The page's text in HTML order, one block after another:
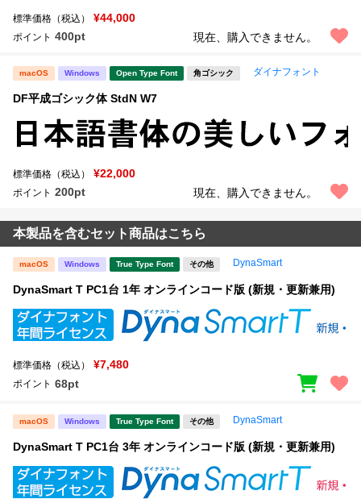
標準価格（税込） ¥44,000
ポイント 400pt 現在、購入できません。
macOS Windows Open Type Font 角ゴシック ダイナフォント
DF平成ゴシック体 StdN W7
標準価格（税込） ¥22,000
ポイント 200pt 現在、購入できません。
本製品を含むセット商品はこちら
macOS Windows True Type Font その他 DynaSmart
DynaSmart T PC1台 1年 オンラインコード版 (新規・更新兼用)
標準価格（税込） ¥7,480
ポイント 68pt
macOS Windows True Type Font その他 DynaSmart
DynaSmart T PC1台 3年 オンラインコード版 (新規・更新兼用)